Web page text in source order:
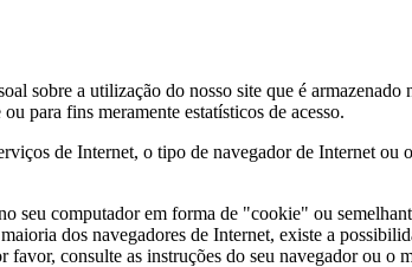
sobre a utilização do nosso site que é
para fins meramente estatísticos de acesso.
de Internet, o tipo de navegador de Internet
seu computador em forma de "cookie" ou
dos navegadores de Internet, existe a
consulte as instruções do seu navegador ou o